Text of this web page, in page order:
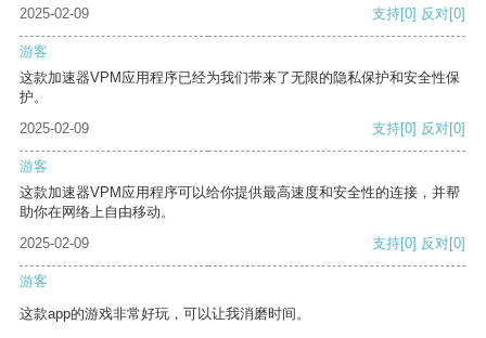
2025-02-09
支持[0] 反对[0]
游客
这款加速器VPM应用程序已经为我们带来了无限的隐私保护和安全性保
护。
2025-02-09
支持[0] 反对[0]
游客
这款加速器VPM应用程序可以给你提供最高速度和安全性的连接，并帮
助你在网络上自由移动。
2025-02-09
支持[0] 反对[0]
游客
这款app的游戏非常好玩，可以让我消磨时间。